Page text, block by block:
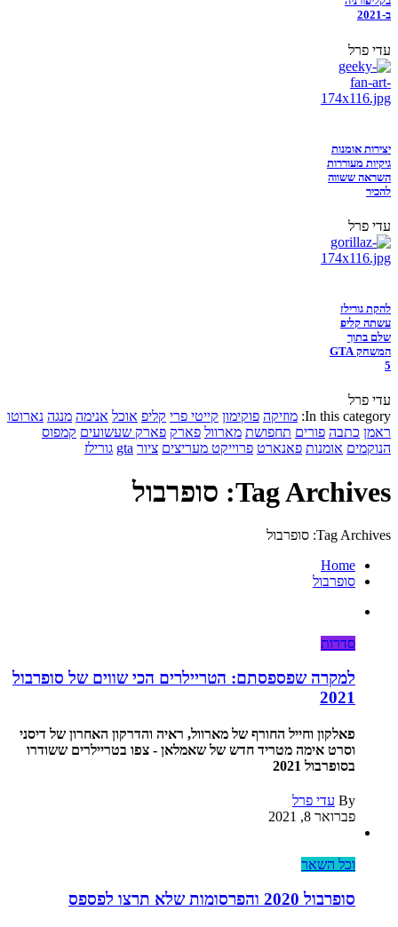
ב-2021
עדי פרל
יצירות אומנות
גיקיות מעוררות
השראה ששווה
להכיר
עדי פרל
להקת גורילז
עשתה קליפ
שלם בתוך
המשחק GTA
5
עדי פרל
In this category: מוזיקה פוקימון קייטי פרי קליפ אוכל אנימה מנגה נארוטו
ראמן כתבה פורים תחפושת מארוול פארק פארק שעשועים קמפוס
הנוקמים אומנות פאנארט פרוייקט מעריצים ציור gta גורילז
Tag Archives: סופרבול
Tag Archives: סופרבול
Home
סופרבול
סדרות
למקרה שפספסתם: הטריילרים הכי שווים של סופרבול
2021
פאלקון וחייל החורף של מארוול, ראיה והדרקון האחרון של דיסני
וסרט אימה מטריד חדש של שאמלאן - צפו בטריילרים ששודרו
בסופרבול 2021
By עדי פרל
פברואר 8, 2021
וכל השאר
סופרבול 2020 והפרסומות שלא תרצו לפספס